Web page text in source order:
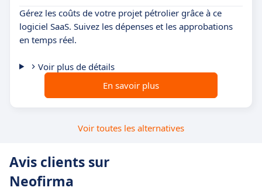
Gérez les coûts de votre projet pétrolier grâce à ce
logiciel SaaS. Suivez les dépenses et les approbations
en temps réel.
Voir plus de détails
En savoir plus
Voir toutes les alternatives
Avis clients sur
Neofirma